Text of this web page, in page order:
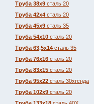
Труба 38х9 сталь 20
Труба 42х4 сталь 20
Труба 45х9 сталь 35
Труба 54х10 сталь 20
Труба 63,5х14 сталь 35
Труба 76х16 сталь 20
Труба 83х15 сталь 20
Труба 95х22 сталь 30хгснда
Труба 102х9 сталь 20